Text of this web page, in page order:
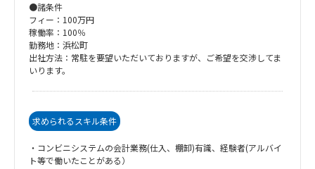
●諸条件
フィー：100万円
稼働率：100％
勤務地：浜松町
出社方法：常駐を要望いただいておりますが、ご希望を交渉してま
いります。
求められるスキル条件
・コンビニシステムの会計業務(仕入、棚卸)有識、経験者(アルバイ
ト等で働いたことがある）